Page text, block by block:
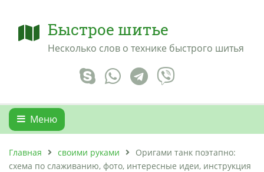
Быстрое шитье
Несколько слов о технике быстрого шитья
Меню
Главная своими руками
Оригами танк поэтапно:
схема по слаживанию, фото, интересные идеи, инструкция